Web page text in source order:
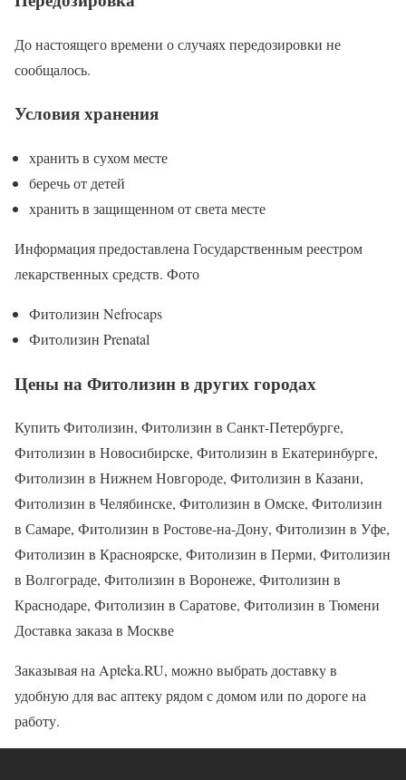
До настоящего времени о случаях передозировки не
сообщалось.
Условия хранения
хранить в сухом месте
беречь от детей
хранить в защищенном от света месте
Информация предоставлена Государственным реестром
лекарственных средств. Фото
Фитолизин Nefrocaps
Фитолизин Prenatal
Цены на Фитолизин в других городах
Купить Фитолизин, Фитолизин в Санкт-Петербурге,
Фитолизин в Новосибирске, Фитолизин в Екатеринбурге,
Фитолизин в Нижнем Новгороде, Фитолизин в Казани,
Фитолизин в Челябинске, Фитолизин в Омске, Фитолизин
в Самаре, Фитолизин в Ростове-на-Дону, Фитолизин в Уфе,
Фитолизин в Красноярске, Фитолизин в Перми, Фитолизин
в Волгограде, Фитолизин в Воронеже, Фитолизин в
Краснодаре, Фитолизин в Саратове, Фитолизин в Тюмени
Доставка заказа в Москве
Заказывая на Apteka.RU, можно выбрать доставку в
удобную для вас аптеку рядом с домом или по дороге на
работу.